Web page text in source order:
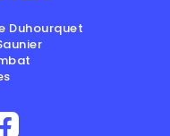
Duhourquet